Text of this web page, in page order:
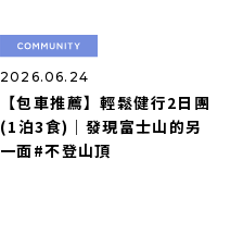
2026.06.24
【包車推薦】輕鬆健行2日團
(1泊3食)｜發現富士山的另
一面#不登山頂